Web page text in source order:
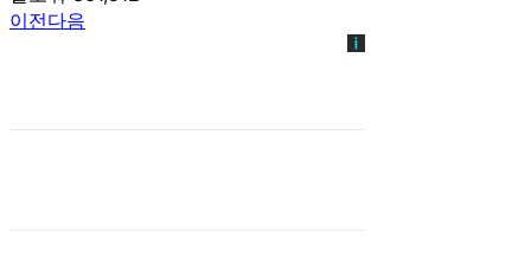
이전다음